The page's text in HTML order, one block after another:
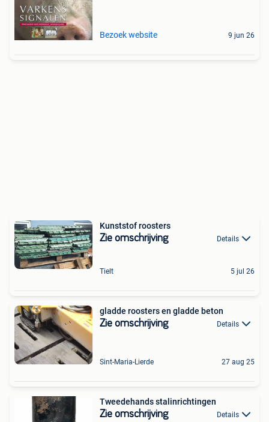
Bezoek website 9 jun 26
Kunststof roosters
Zie omschrijving Details
Tielt 5 jul 26
gladde roosters en gladde beton
Zie omschrijving Details
Sint-Maria-Lierde 27 aug 25
Tweedehands stalinrichtingen
Zie omschrijving Details